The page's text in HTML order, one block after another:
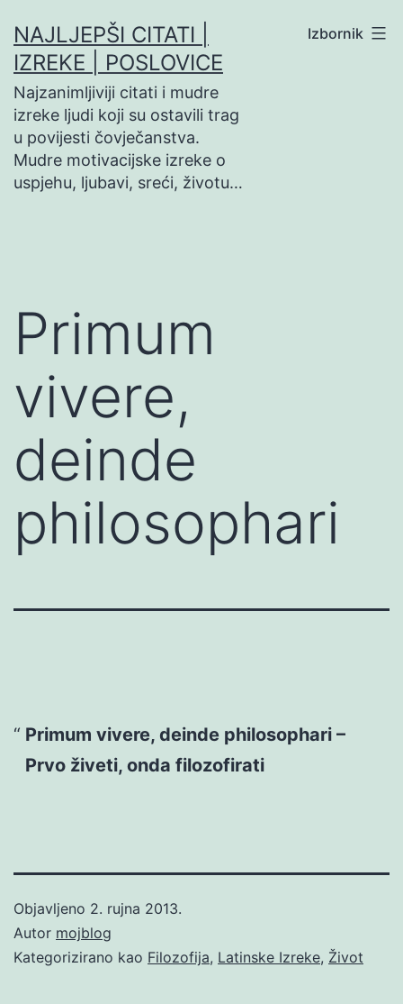
na
sadržaj
NAJLJEPŠI CITATI |
IZREKE | POSLOVICE
Najzanimljiviji citati i mudre
izreke ljudi koji su ostavili trag
u povijesti čovječanstva.
Mudre motivacijske izreke o
uspjehu, ljubavi, sreći, životu…
Izbornik
Primum
vivere,
deinde
philosophari
Primum vivere, deinde philosophari –
Prvo živeti, onda filozofirati
Objavljeno 2. rujna 2013.
Autor mojblog
Kategorizirano kao Filozofija, Latinske Izreke, Život